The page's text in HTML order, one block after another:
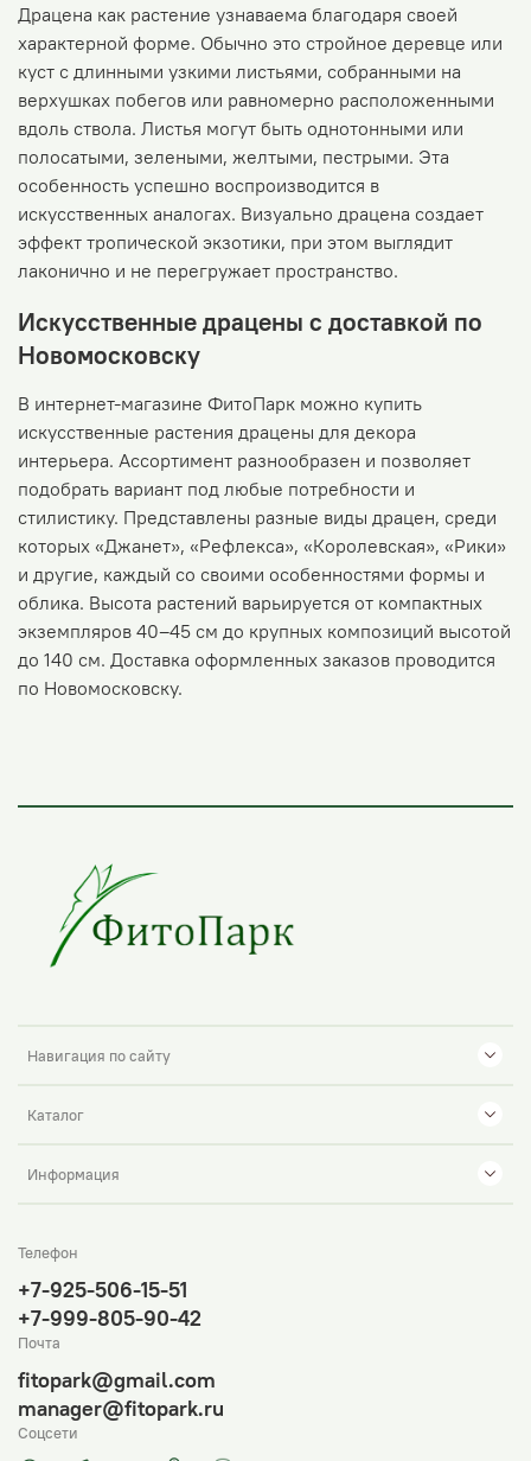
Драцена как растение узнаваема благодаря своей
характерной форме. Обычно это стройное деревце или
куст с длинными узкими листьями, собранными на
верхушках побегов или равномерно расположенными
вдоль ствола. Листья могут быть однотонными или
полосатыми, зелеными, желтыми, пестрыми. Эта
особенность успешно воспроизводится в
искусственных аналогах. Визуально драцена создает
эффект тропической экзотики, при этом выглядит
лаконично и не перегружает пространство.
Искусственные драцены с доставкой по
Новомосковску
В интернет-магазине ФитоПарк можно купить
искусственные растения драцены для декора
интерьера. Ассортимент разнообразен и позволяет
подобрать вариант под любые потребности и
стилистику. Представлены разные виды драцен, среди
которых «Джанет», «Рефлекса», «Королевская», «Рики»
и другие, каждый со своими особенностями формы и
облика. Высота растений варьируется от компактных
экземпляров 40–45 см до крупных композиций высотой
до 140 см. Доставка оформленных заказов проводится
по Новомосковску.
Навигация по сайту
Каталог
Информация
Телефон
+7-925-506-15-51
+7-999-805-90-42
Почта
fitopark@gmail.com
manager@fitopark.ru
Соцсети